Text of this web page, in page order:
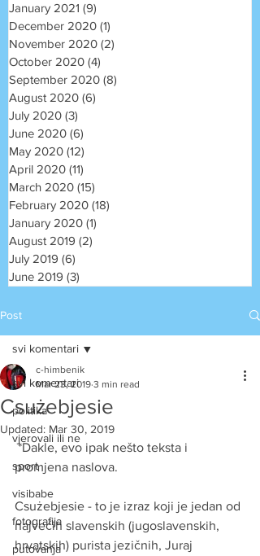
January 2021 (9)
December 2020 (1)
November 2020 (2)
October 2020 (4)
September 2020 (8)
August 2020 (6)
July 2020 (3)
June 2020 (6)
May 2020 (12)
April 2020 (11)
March 2020 (15)
February 2020 (18)
January 2020 (1)
August 2019 (2)
July 2019 (6)
June 2019 (3)
Post
svi komentari
politika
vjerovali ili ne
sport
visibabe
fotografija
putovanja
svi komentari
Csużebjesie
c-himbenik
Mar 23, 2019 3 min read
Updated: Mar 30, 2019
*Dakle, evo ipak nešto teksta i
promjena naslova.
Csużebjesie - to je izraz koji je jedan od
najvećih slavenskih (jugoslavenskih,
hrvatskih) purista jezičnih, Juraj